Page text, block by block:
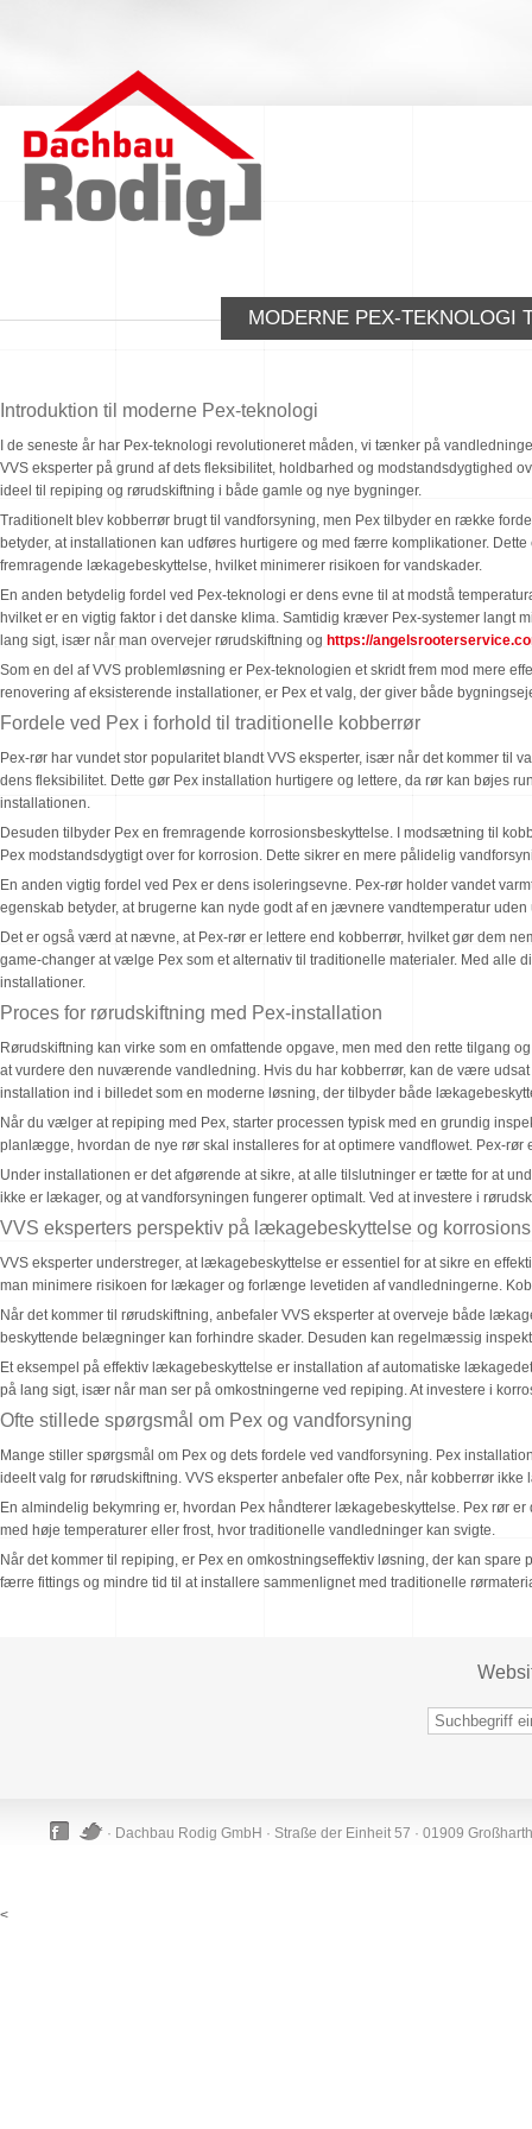
MODERNE PEX-TEKNOLOGI
Introduktion til moderne Pex-teknologi
I de seneste år har Pex-teknologi revolutioneret måden, vi tænker på
VVS eksperter på grund af dets fleksibilitet, holdbarhed og modstandsdygtighed
ideel til repiping og rørudskiftning i både gamle og nye bygninger.
Traditionelt blev kobberrør brugt til vandforsyning, men Pex tilbyder en række
betyder, at installationen kan udføres hurtigere og med færre komplikationer.
fremragende lækagebeskyttelse, hvilket minimerer risikoen for vandskader.
En anden betydelig fordel ved Pex-teknologi er dens evne til at modstå
hvilket er en vigtig faktor i det danske klima. Samtidig kræver Pex-systemer
lang sigt, især når man overvejer rørudskiftning og https://
Som en del af VVS problemløsning er Pex-teknologien et skridt frem mod mere
renovering af eksisterende installationer, er Pex et valg, der giver både
Fordele ved Pex i forhold til traditionelle kobberrør
Pex-rør har vundet stor popularitet blandt VVS eksperter, især når det kommer til
dens fleksibilitet. Dette gør Pex installation hurtigere og lettere, da rør kan bøjes
installationen.
Desuden tilbyder Pex en fremragende korrosionsbeskyttelse. I modsætning til
Pex modstandsdygtigt over for korrosion. Dette sikrer en mere pålidelig
En anden vigtig fordel ved Pex er dens isoleringsevne. Pex-rør holder vandet
egenskab betyder, at brugerne kan nyde godt af en jævnere vandtemperatur
Det er også værd at nævne, at Pex-rør er lettere end kobberrør, hvilket gør dem
game-changer at vælge Pex som et alternativ til traditionelle materialer. Med alle
installationer.
Proces for rørudskiftning med Pex-installation
Rørudskiftning kan virke som en omfattende opgave, men med den rette tilgang
at vurdere den nuværende vandledning. Hvis du har kobberrør, kan de være
installation ind i billedet som en moderne løsning, der tilbyder både
Når du vælger at repiping med Pex, starter processen typisk med en grundig
planlægge, hvordan de nye rør skal installeres for at optimere vandflowet. Pex-
Under installationen er det afgørende at sikre, at alle tilslutninger er tætte for at
ikke er lækager, og at vandforsyningen fungerer optimalt. Ved at investere i
VVS eksperters perspektiv på lækagebeskyttelse og
VVS eksperter understreger, at lækagebeskyttelse er essentiel for at sikre en
man minimere risikoen for lækager og forlænge levetiden af vandledningerne.
Når det kommer til rørudskiftning, anbefaler VVS eksperter at overveje både
beskyttende belægninger kan forhindre skader. Desuden kan regelmæssig
Et eksempel på effektiv lækagebeskyttelse er installation af automatiske
på lang sigt, især når man ser på omkostningerne ved repiping. At investere i
Ofte stillede spørgsmål om Pex og vandforsyning
Mange stiller spørgsmål om Pex og dets fordele ved vandforsyning. Pex
ideelt valg for rørudskiftning. VVS eksperter anbefaler ofte Pex, når kobberrør
En almindelig bekymring er, hvordan Pex håndterer lækagebeskyttelse. Pex rør
med høje temperaturer eller frost, hvor traditionelle vandledninger kan svigte.
Når det kommer til repiping, er Pex en omkostningseffektiv løsning, der kan
færre fittings og mindre tid til at installere sammenlignet med traditionelle
· Dachbau Rodig GmbH · Straße der Einheit 57 · 01909
<